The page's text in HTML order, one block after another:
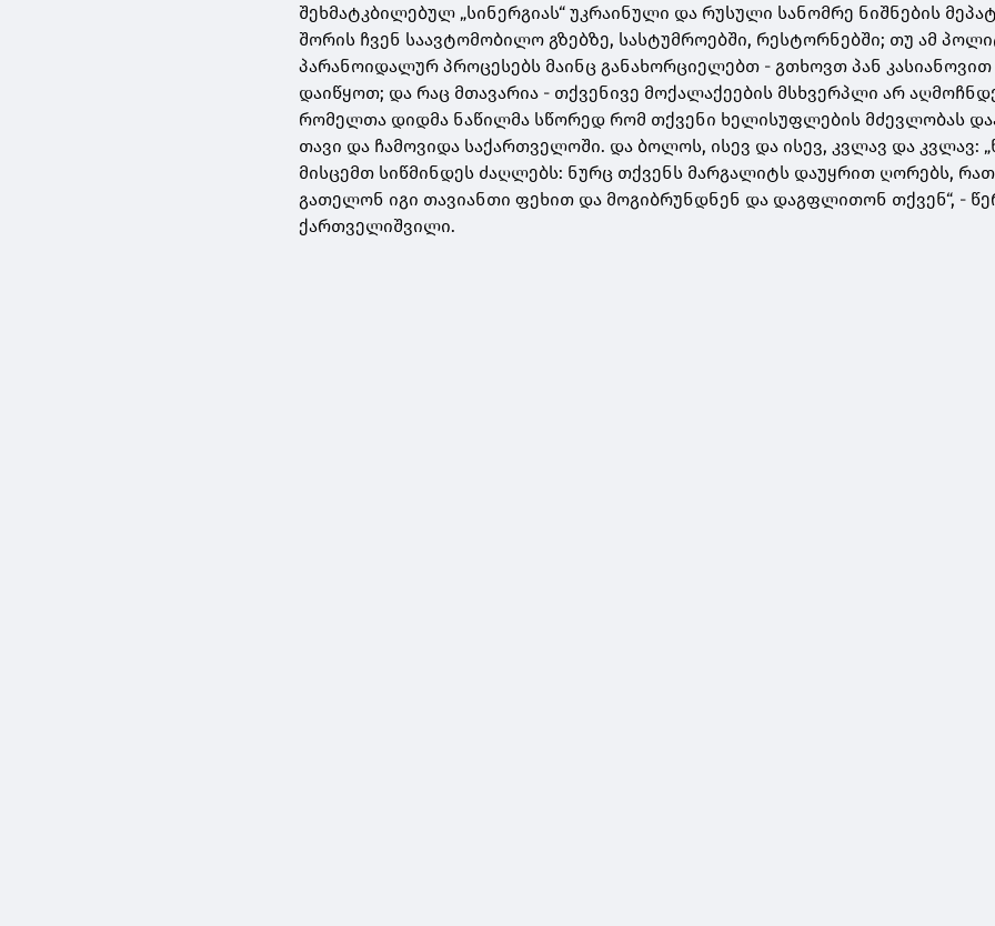
შეხმატკბილებულ „სინერგიას“ უკრაინული და რუსული სანომრე ნიშნების
შორის ჩვენ საავტომობილო გზებზე, სასტუმროებში, რესტორნებში; თუ ამ
პარანოიდალურ პროცესებს მაინც განახორციელებთ - გთხოვთ პან კასიანოვით
დაიწყოთ; და რაც მთავარია - თქვენივე მოქალაქეების მსხვერპლი არ
რომელთა დიდმა ნაწილმა სწორედ რომ თქვენი ხელისუფლების მძევლობას
თავი და ჩამოვიდა საქართველოში. და ბოლოს, ისევ და ისევ, კვლავ და კვლავ:
მისცემთ სიწმინდეს ძაღლებს: ნურც თქვენს მარგალიტს დაუყრით ღორებს,
გათელონ იგი თავიანთი ფეხით და მოგიბრუნდნენ და დაგფლითონ თქვენ“, -
ქართველიშვილი.